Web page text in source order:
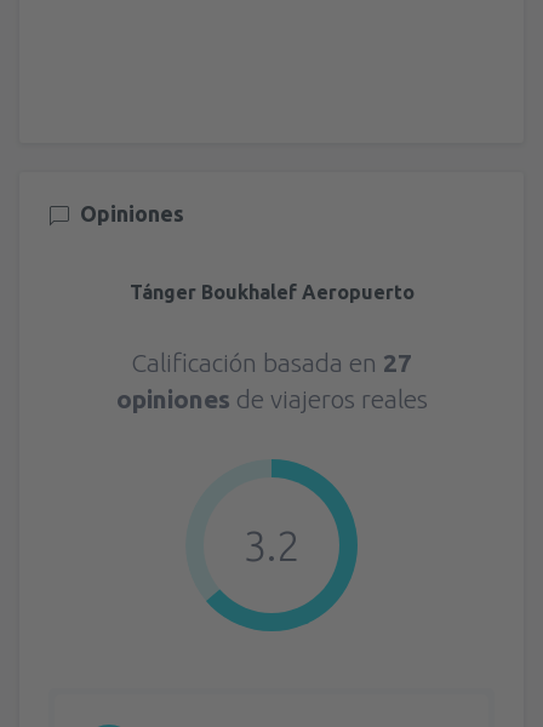
Opiniones
Tánger Boukhalef Aeropuerto
Calificación basada en 27
opiniones de viajeros reales
3.2